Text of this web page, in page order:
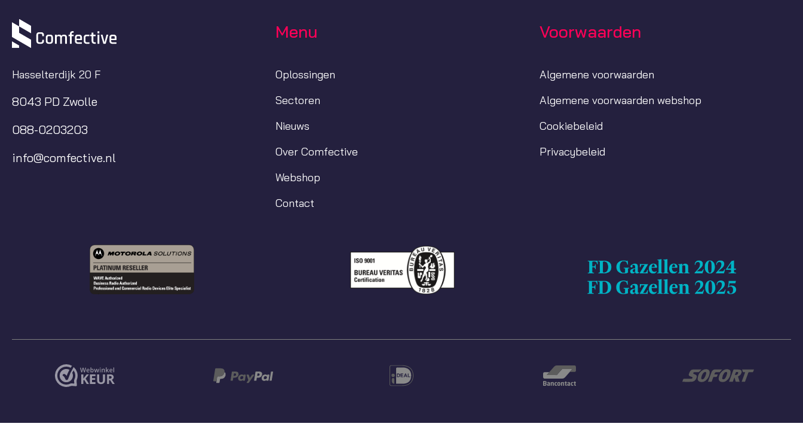
Hasselterdijk 20 F
8043 PD Zwolle
088-0203203
info@comfective.nl
Menu
Oplossingen
Sectoren
Nieuws
Over Comfective
Webshop
Contact
Voorwaarden
Algemene voorwaarden
Algemene voorwaarden webshop
Cookiebeleid
Privacybeleid